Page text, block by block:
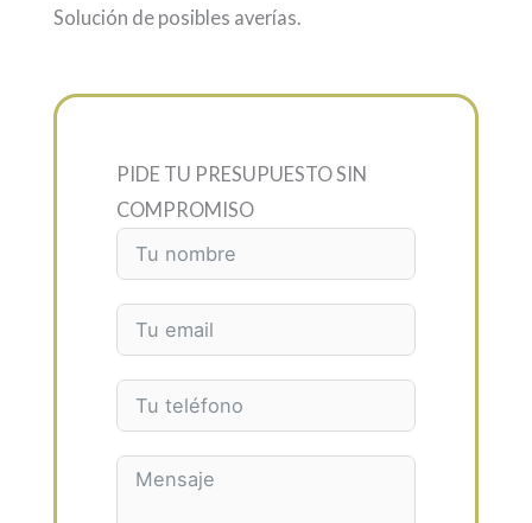
Solución de posibles averías.
PIDE TU PRESUPUESTO SIN
COMPROMISO